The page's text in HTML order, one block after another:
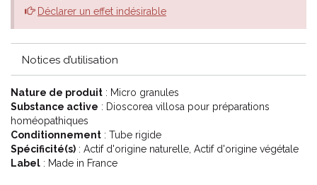
Déclarer un effet indésirable
Notices d’utilisation
Nature de produit : Micro granules
Substance active : Dioscorea villosa pour préparations
homéopathiques
Conditionnement : Tube rigide
Spécificité(s) : Actif d'origine naturelle, Actif d'origine végétale
Label : Made in France